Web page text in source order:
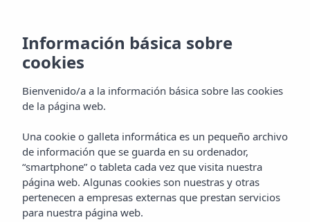
Información básica sobre
cookies
Bienvenido/a a la información básica sobre las cookies
de la página web.
Una cookie o galleta informática es un pequeño archivo
de información que se guarda en su ordenador,
“smartphone” o tableta cada vez que visita nuestra
página web. Algunas cookies son nuestras y otras
pertenecen a empresas externas que prestan servicios
para nuestra página web.